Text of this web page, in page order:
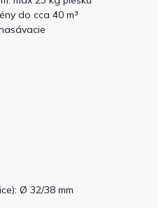
do cca 40 m³
Ø 32/38 mm